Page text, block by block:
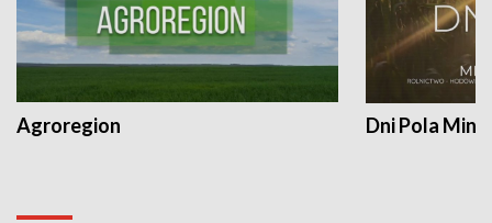
Agroregion Dni Pola